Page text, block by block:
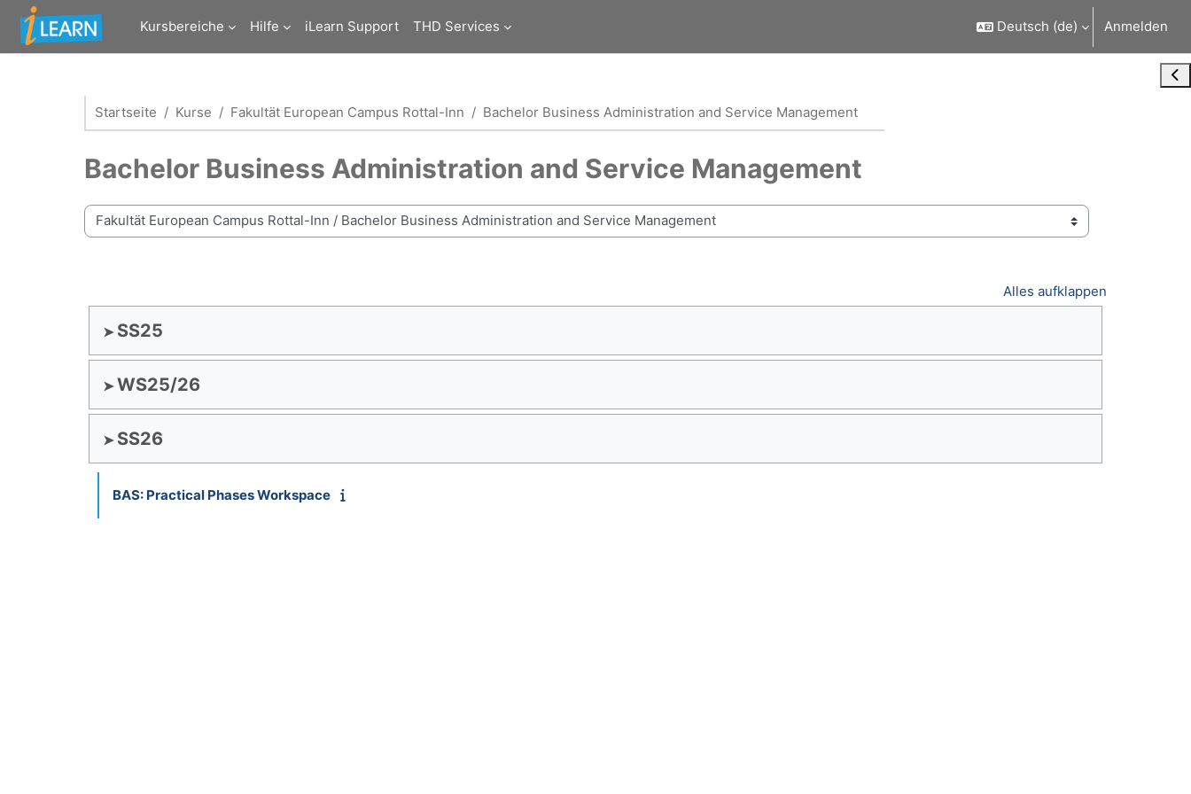
Zum Hauptinhalt
Kursbereiche
Hilfe iLearn Support THD Services Deutsch ‎(de)‎ Anmelden
Startseite Kurse Fakultät European Campus Rottal-Inn Bachelor Business Administration and Service Management
Bachelor Business Administration and Service Management
Kursbereiche
Alles aufklappen
SS25
WS25/26
SS26
BAS: Practical Phases Workspace